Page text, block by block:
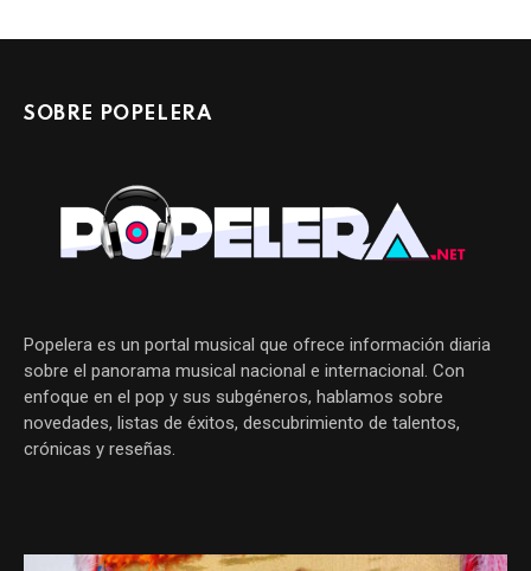
SOBRE POPELERA
Popelera es un portal musical que ofrece información diaria
sobre el panorama musical nacional e internacional. Con
enfoque en el pop y sus subgéneros, hablamos sobre
novedades, listas de éxitos, descubrimiento de talentos,
crónicas y reseñas.